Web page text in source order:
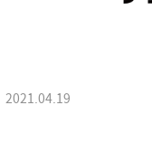
2021.04.19